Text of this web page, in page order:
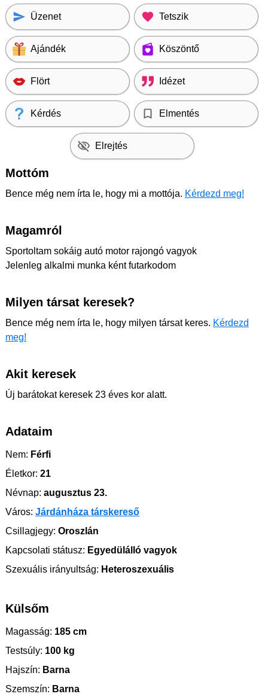
Üzenet Tetszik
Ajándék Köszöntő
Flört Idézet
Kérdés Elmentés
Elrejtés
Mottóm
Bence még nem írta le, hogy mi a mottója. Kérdezd meg!
Magamról
Sportoltam sokáig autó motor rajongó vagyok
Jelenleg alkalmi munka ként futarkodom
Milyen társat keresek?
Bence még nem írta le, hogy milyen társat keres. Kérdezd
meg!
Akit keresek
Új barátokat keresek 23 éves kor alatt.
Adataim
Nem: Férfi
Életkor: 21
Névnap: augusztus 23.
Város: Járdánháza társkereső
Csillagjegy: Oroszlán
Kapcsolati státusz: Egyedülálló vagyok
Szexuális irányultság: Heteroszexuális
Külsőm
Magasság: 185 cm
Testsúly: 100 kg
Hajszín: Barna
Szemszín: Barna